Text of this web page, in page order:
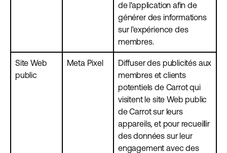
de l'application afin de
générer des informations
sur l'expérience des
membres.
Site Web
public
Meta Pixel
Diffuser des publicités aux
membres et clients
potentiels de Carrot qui
visitent le site Web public
de Carrot sur leurs
appareils, et pour recueillir
des données sur leur
engagement avec des